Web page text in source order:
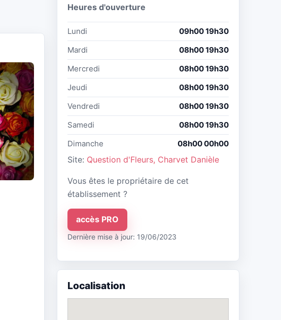
Heures d'ouverture
Lundi
09h00 19h30
Mardi
08h00 19h30
Mercredi
08h00 19h30
Jeudi
08h00 19h30
Vendredi
08h00 19h30
Samedi
08h00 19h30
Dimanche
08h00 00h00
Site: Question d'Fleurs, Charvet Danièle
Vous êtes le propriétaire de cet
établissement ?
accès PRO
Dernière mise à jour: 19/06/2023
Localisation